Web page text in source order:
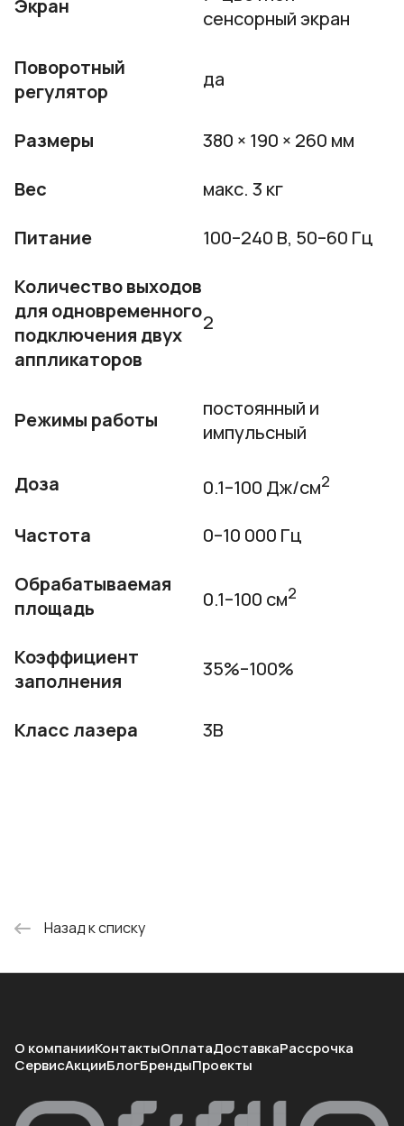
Экран
сенсорный экран
Поворотный
регулятор
да
Размеры
380 × 190 × 260 мм
Вес
макс. 3 кг
Питание
100–240 В, 50–60 Гц
Количество выходов
для одновременного
подключения двух
аппликаторов
2
Режимы работы
постоянный и
импульсный
Доза 0.1–100 Дж/см2
Частота
0–10 000 Гц
Обрабатываемая
площадь
0.1–100 см2
Коэффициент
заполнения
35%–100%
Класс лазера 3B
Назад к списку
О компанииКонтактыОплатаДоставкаРассрочка
СервисАкцииБлогБрендыПроекты